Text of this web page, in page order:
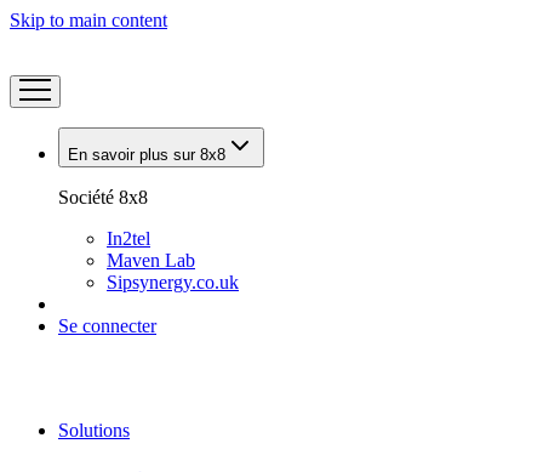
Skip to main content
En savoir plus sur 8x8
Société 8x8
In2tel
Maven Lab
Sipsynergy.co.uk
Se connecter
Solutions